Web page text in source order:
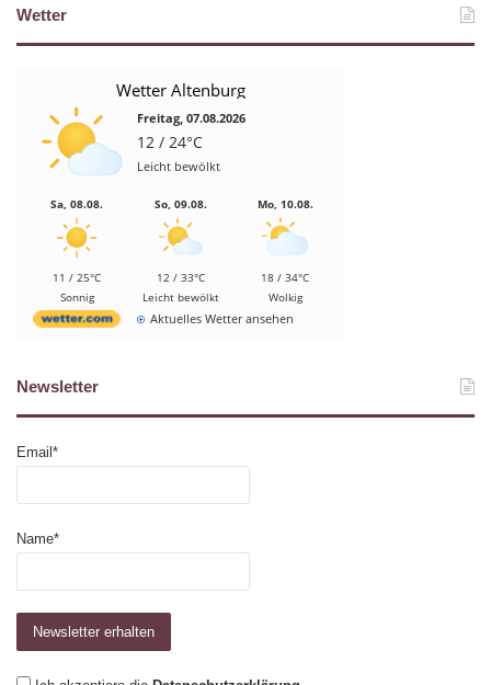
Wetter
Wetter Altenburg
Freitag, 07.08.2026
12 / 24°C
Leicht bewölkt
Sa, 08.08.
11 / 25°C
Sonnig
So, 09.08.
12 / 33°C
Leicht bewölkt
Mo, 10.08.
18 / 34°C
Wolkig
Aktuelles Wetter ansehen
Newsletter
Email*
Name*